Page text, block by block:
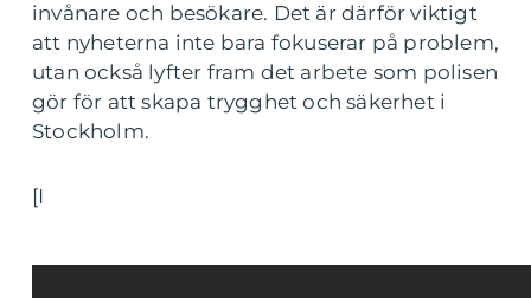
invånare och besökare. Det är därför viktigt
att nyheterna inte bara fokuserar på problem,
utan också lyfter fram det arbete som polisen
gör för att skapa trygghet och säkerhet i
Stockholm.
[I